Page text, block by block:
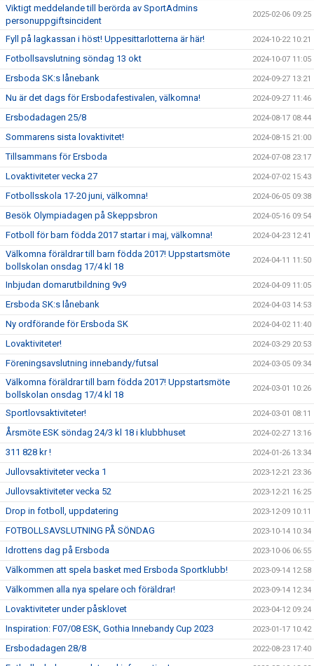
Viktigt meddelande till berörda av SportAdmins
personuppgiftsincident
2025-02-06 09:25
Fyll på lagkassan i höst! Uppesittarlotterna är här! 2024-10-22 10:21
Fotbollsavslutning söndag 13 okt 2024-10-07 11:05
Ersboda SK:s lånebank 2024-09-27 13:21
Nu är det dags för Ersbodafestivalen, välkomna! 2024-09-27 11:46
Ersbodadagen 25/8 2024-08-17 08:44
Sommarens sista lovaktivitet! 2024-08-15 21:00
Tillsammans för Ersboda 2024-07-08 23:17
Lovaktiviteter vecka 27 2024-07-02 15:43
Fotbollsskola 17-20 juni, välkomna! 2024-06-05 09:38
Besök Olympiadagen på Skeppsbron 2024-05-16 09:54
Fotboll för barn födda 2017 startar i maj, välkomna! 2024-04-23 12:41
Välkomna föräldrar till barn födda 2017! Uppstartsmöte
bollskolan onsdag 17/4 kl 18
2024-04-11 11:50
Inbjudan domarutbildning 9v9 2024-04-09 11:05
Ersboda SK:s lånebank 2024-04-03 14:53
Ny ordförande för Ersboda SK 2024-04-02 11:40
Lovaktiviteter! 2024-03-29 20:53
Föreningsavslutning innebandy/futsal 2024-03-05 09:34
Välkomna föräldrar till barn födda 2017! Uppstartsmöte
bollskolan onsdag 17/4 kl 18
2024-03-01 10:26
Sportlovsaktiviteter! 2024-03-01 08:11
Årsmöte ESK söndag 24/3 kl 18 i klubbhuset 2024-02-27 13:16
311 828 kr ! 2024-01-26 13:34
Jullovsaktiviteter vecka 1 2023-12-21 23:36
Jullovsaktiviteter vecka 52 2023-12-21 16:25
Drop in fotboll, uppdatering 2023-12-09 10:11
FOTBOLLSAVSLUTNING PÅ SÖNDAG 2023-10-14 10:34
Idrottens dag på Ersboda 2023-10-06 06:55
Välkommen att spela basket med Ersboda Sportklubb! 2023-09-14 12:58
Välkommen alla nya spelare och föräldrar! 2023-09-14 12:34
Lovaktiviteter under påsklovet 2023-04-12 09:24
Inspiration: F07/08 ESK, Gothia Innebandy Cup 2023 2023-01-17 10:42
Ersbodadagen 28/8 2022-08-23 17:40